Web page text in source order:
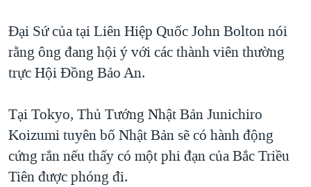
Đại Sứ của tại Liên Hiệp Quốc John Bolton nói
rằng ông đang hội ý với các thành viên thường
trực Hội Đồng Bảo An.
Tại Tokyo, Thủ Tướng Nhật Bản Junichiro
Koizumi tuyên bố Nhật Bản sẽ có hành động
cứng rắn nếu thấy có một phi đạn của Bắc Triều
Tiên được phóng đi.